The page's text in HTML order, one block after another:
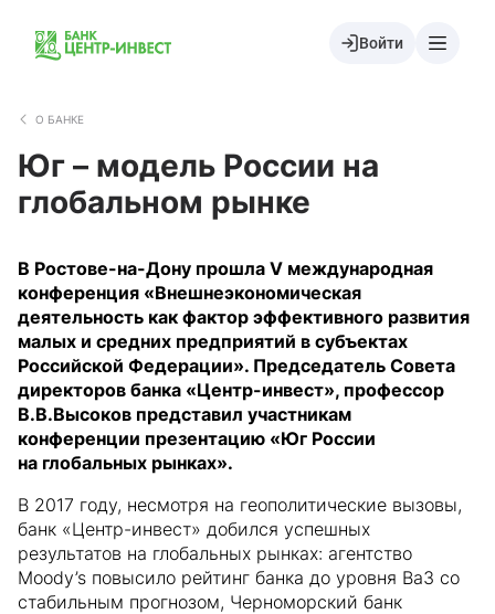
Войти
О БАНКЕ
Юг – модель России на
глобальном рынке
В Ростове-на-Дону прошла V международная
конференция «Внешнеэкономическая
деятельность как фактор эффективного развития
малых и средних предприятий в субъектах
Российской Федерации». Председатель Совета
директоров банка «Центр-инвест», профессор
В.В.Высоков представил участникам
конференции презентацию «Юг России
на глобальных рынках».
В 2017 году, несмотря на геополитические вызовы,
банк «Центр-инвест» добился успешных
результатов на глобальных рынках: агентство
Moody’s повысило рейтинг банка до уровня Ва3 со
стабильным прогнозом, Черноморский банк